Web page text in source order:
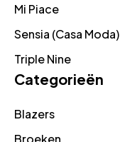
Mi Piace
Sensia (Casa Moda)
Triple Nine
Categorieën
Blazers
Broeken